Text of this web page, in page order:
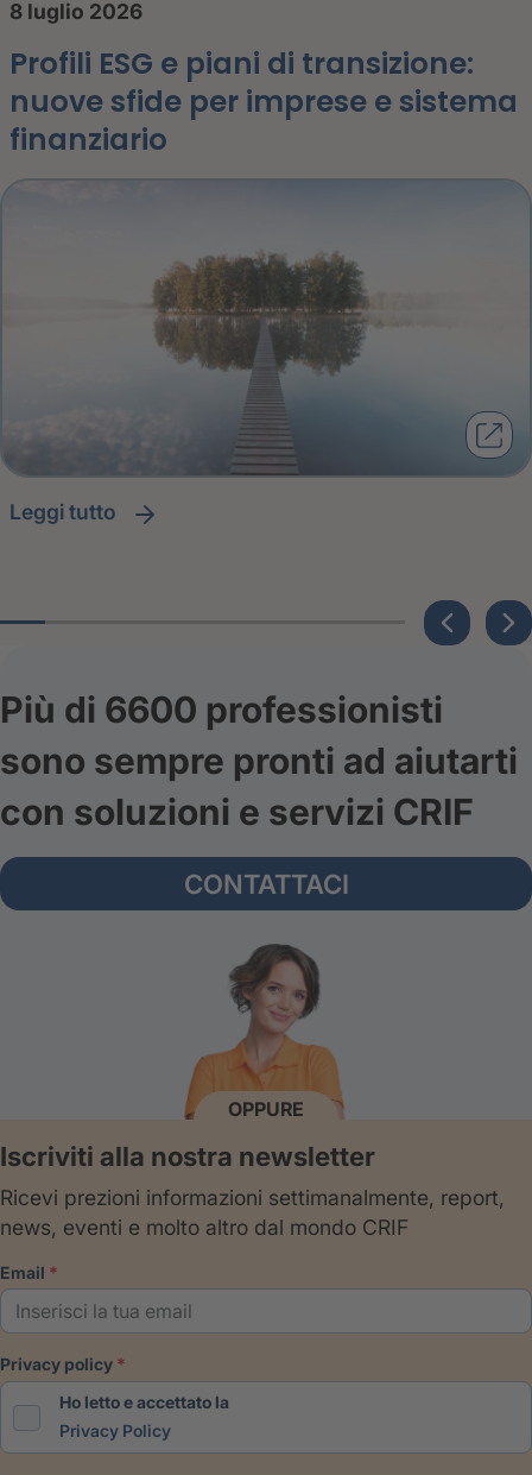
8 luglio 2026
Profili ESG e piani di transizione:
nuove sfide per imprese e sistema
finanziario
leggi tutto
Più di 6600 professionisti
sono sempre pronti ad aiutarti
con soluzioni e servizi CRIF
CONTATTACI
OPPURE
Iscriviti alla nostra newsletter
Ricevi prezioni informazioni settimanalmente, report,
news, eventi e molto altro dal mondo CRIF
email
privacy policy
Ho letto e accettato la
Privacy Policy